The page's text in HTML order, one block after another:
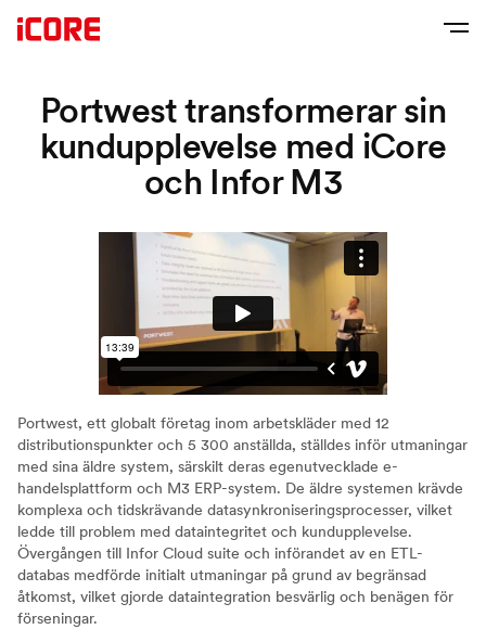
Portwest transformerar sin
kundupplevelse med iCore
och Infor M3
Portwest, ett globalt företag inom arbetskläder med 12
distributionspunkter och 5 300 anställda, ställdes inför utmaningar
med sina äldre system, särskilt deras egenutvecklade e-
handelsplattform och M3 ERP-system. De äldre systemen krävde
komplexa och tidskrävande datasynkroniseringsprocesser, vilket
ledde till problem med dataintegritet och kundupplevelse.
Övergången till Infor Cloud suite och införandet av en ETL-
databas medförde initialt utmaningar på grund av begränsad
åtkomst, vilket gjorde dataintegration besvärlig och benägen för
förseningar.